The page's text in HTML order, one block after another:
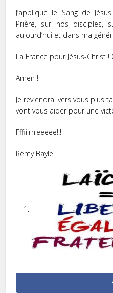
J’applique le Sang de
Prière, sur nos disciples,
aujourd’hui et dans ma
La France pour Jésus-Christ
Amen !
Je reviendrai vers vous plus
vont vous aider pour une
Fffiiirrreeeee!!!
Rémy Bayle